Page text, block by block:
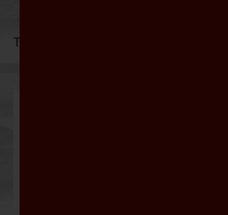
Teilen